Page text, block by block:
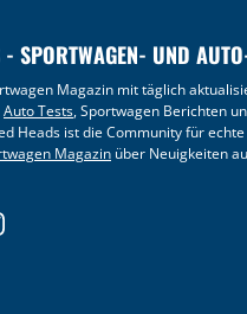
- SPORTWAGEN- UND
Magazin mit täglich
Auto Tests, Sportwagen Berichten
Heads ist die Community für
Magazin über Neuigkeiten